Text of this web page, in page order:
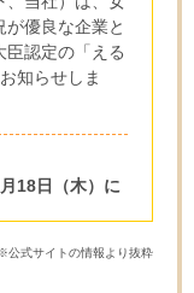
優良な企業と
臣認定の「える
知らせしま
18日（木）に
公式サイトの情報より抜粋